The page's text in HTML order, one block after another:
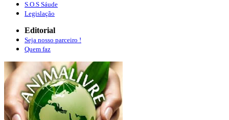
S.O.S Sáude
Legislação
Editorial
Seja nosso parceiro !
Quem faz